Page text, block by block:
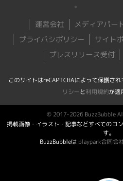
運営会社
メディアパー
プライバシポリシー
サイト
プレスリリース受付
このサイトはreCAPTCHAによって保護さ
リシーと利用規約が適
© 2017-2026 BuzzBubble
掲載画像・イラスト・記事などすべてのコ
す。
BuzzBubbleは playpark合同会